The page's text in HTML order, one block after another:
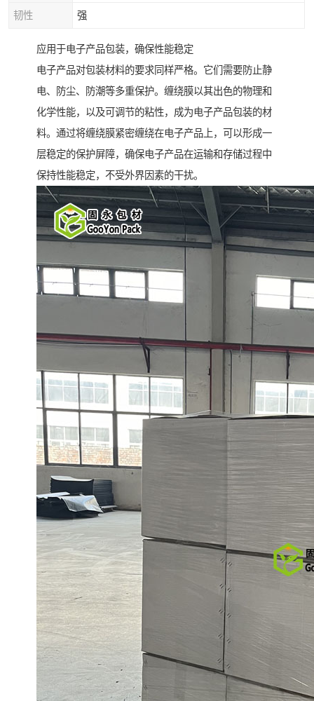
韧性 强
应用于电子产品包装，确保性能稳定
电子产品对包装材料的要求同样严格。它们需要防止静
电、防尘、防潮等多重保护。缠绕膜以其出色的物理和
化学性能，以及可调节的粘性，成为电子产品包装的材
料。通过将缠绕膜紧密缠绕在电子产品上，可以形成一
层稳定的保护屏障，确保电子产品在运输和存储过程中
保持性能稳定，不受外界因素的干扰。